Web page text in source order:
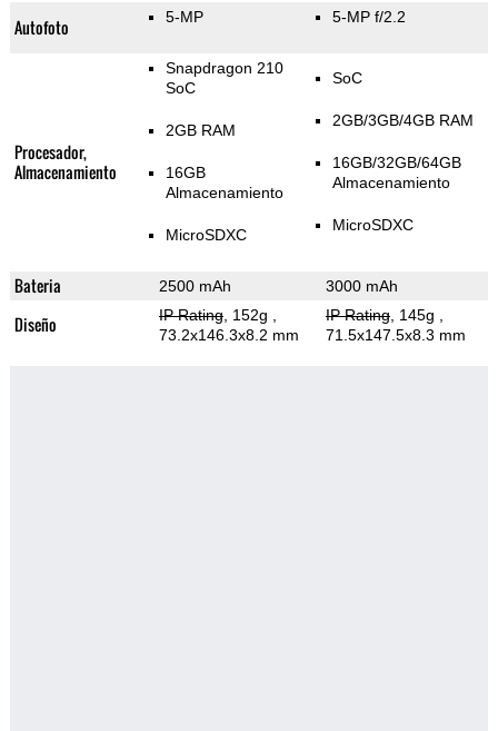
Autofoto 5-MP 5-MP f/2.2
Procesador,
Almacenamiento
Snapdragon 210
SoC
2GB RAM
16GB
Almacenamiento
MicroSDXC
SoC
2GB/3GB/4GB RAM
16GB/32GB/64GB
Almacenamiento
MicroSDXC
Bateria 2500 mAh 3000 mAh
Diseño IP Rating, 152g
73.2x146.3x8.2 mm
IP Rating, 145g
71.5x147.5x8.3 mm